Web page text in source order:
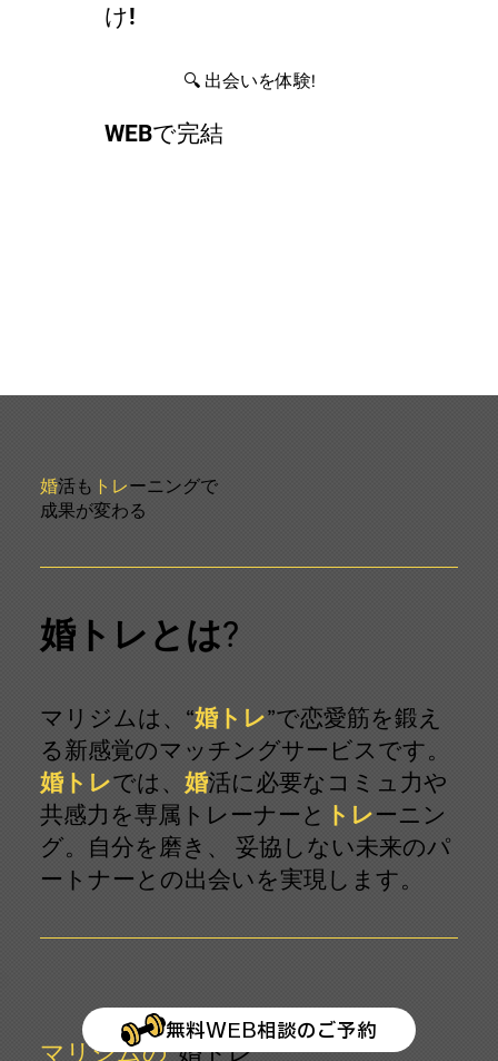
婚活も トレーニングで
成果が変わる
婚トレとは?
マリジムは、“婚トレ”で恋愛筋を鍛え
る新感覚のマッチングサービスです。
婚トレでは、 婚活に必要なコミュ力や
共感力を専属トレーナーと
トレーニン
グ。自分を磨き、 妥協しない未来のパ
ートナーとの出会いを実現します。
マリジムの“婚トレ”
け!
🔍 出会いを体験!
WEBで完結
無料WEB相談のご予約